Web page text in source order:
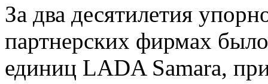
За два десятилетия
партнерских фирмах
единиц LADA Samara,